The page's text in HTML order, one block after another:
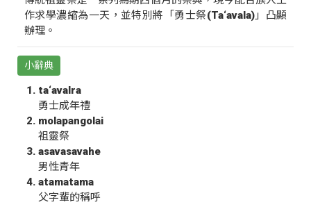
作求學濃縮為一天，並特別將「勇士祭(Ta‘avala)」凸顯
辦理。
小辭典
ta‘avalra
勇士成年禮
molapangolai
祖靈祭
asavasavahe
男性青年
atamatama
父字輩的稱呼